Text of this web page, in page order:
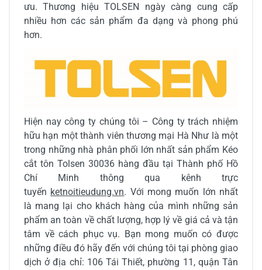
ưu. Thương hiệu TOLSEN ngày càng cung cấp
nhiều hơn các sản phẩm đa dạng và phong phú
hơn.
Hiện nay công ty chúng tôi – Công ty trách nhiệm
hữu hạn một thành viên thương mại Hà Như là một
trong những nhà phân phối lớn nhất sản phẩm Kéo
cắt tôn Tolsen 30036 hàng đầu tại Thành phố Hồ
Chí Minh thông qua kênh trực
tuyến ketnoitieudung.vn. Với mong muốn lớn nhất
là mang lại cho khách hàng của mình những sản
phẩm an toàn về chất lượng, hợp lý về giá cả và tận
tâm về cách phục vụ. Bạn mong muốn có được
những điều đó hãy đến với chúng tôi tại phòng giao
dịch ở địa chỉ: 106 Tái Thiết, phường 11, quận Tân